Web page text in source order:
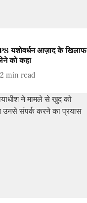
यशोवर्धन आज़ाद के खिलाफ
लेने को कहा
2 min read